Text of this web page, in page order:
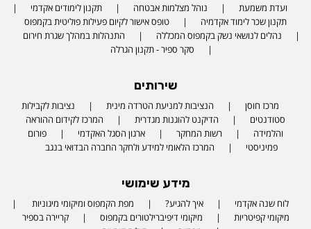
ועדת משמעת נוהל מצלמות אבטחה
תקנון לימודים אקדמי
תקנון שכר לימוד אקדמיה
טופס אישור לקיום פעילות פוליטית בקמפוס
נהלים לנושאי נשק בקמפוס המכללה
התנהלות במהלך שגרת חירום
סקר ספיר - תקנון הגרלה
שירותים
מרכז חוסן הנציבות למניעת הטרדה מינית
נציבות לקבילות
סטודנטים
הדיקנט להוגנות מגדרית
המרכז לקידום ההוראה
והלמידה
רשות המחקר ארגון הסגל האקדמי
פורום
פמיניסטי
המרכז הלאומי למידע ולחקר החברה הבדואי בנגב
מידע שימושי
לוח שנה אקדמי איך להגיע?
מפת הקמפוס ומיקומי מיגוניות
מיקומי קפיטריות
מיקומי דיפיברילטורים בקמפוס
קריירה בספיר